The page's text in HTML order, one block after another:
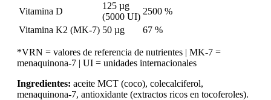
Vitamina D
125 µg
(5000 UI)
2500 %
Vitamina K2 (MK-7) 50 µg 67 %
*VRN = valores de referencia de nutrientes | MK-7 =
menaquinona-7 | UI = unidades internacionales
Ingredientes: aceite MCT (coco), colecalciferol,
menaquinona-7, antioxidante (extractos ricos en tocoferoles).